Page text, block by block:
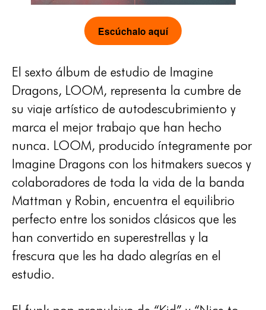
Escúchalo aquí
El sexto álbum de estudio de Imagine
Dragons, LOOM, representa la cumbre de
su viaje artístico de autodescubrimiento y
marca el mejor trabajo que han hecho
nunca. LOOM, producido íntegramente por
Imagine Dragons con los hitmakers suecos y
colaboradores de toda la vida de la banda
Mattman y Robin, encuentra el equilibrio
perfecto entre los sonidos clásicos que les
han convertido en superestrellas y la
frescura que les ha dado alegrías en el
estudio.